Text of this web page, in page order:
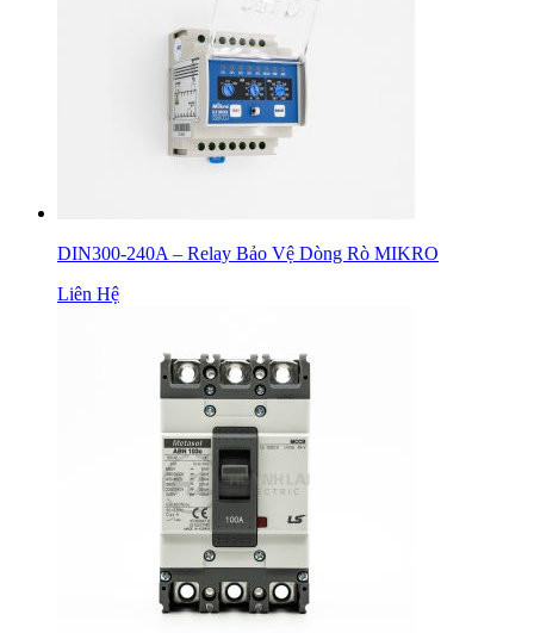
DIN300-240A – Relay Bảo Vệ Dòng Rò MIKRO
Liên Hệ